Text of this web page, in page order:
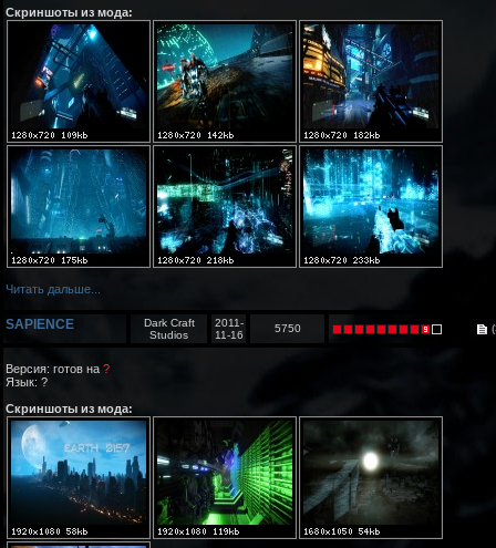
Скриншоты из мода:
Читать дальше...
SAPIENCE
Dark Craft
Studios
2011-
11-16
5750
Версия: готов на ?
Язык: ?
Скриншоты из мода: